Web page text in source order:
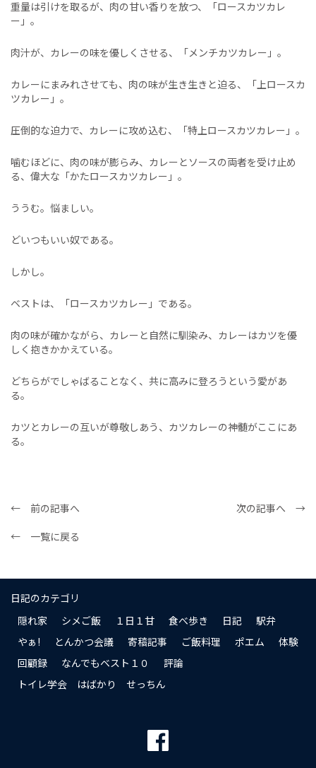
重量は引けを取るが、肉の甘い香りを放つ、「ロースカツカレ
ー」。
肉汁が、カレーの味を優しくさせる、「メンチカツカレー」。
カレーにまみれさせても、肉の味が生き生きと迫る、「上ロースカ
ツカレー」。
圧倒的な迫力で、カレーに攻め込む、「特上ロースカツカレー」。
噛むほどに、肉の味が膨らみ、カレーとソースの両者を受け止め
る、偉大な「かたロースカツカレー」。
ううむ。悩ましい。
どいつもいい奴である。
しかし。
ベストは、「ロースカツカレー」である。
肉の味が確かながら、カレーと自然に馴染み、カレーはカツを優
しく抱きかかえている。
どちらがでしゃばることなく、共に高みに登ろうという愛があ
る。
カツとカレーの互いが尊敬しあう、カツカレーの神髄がここにあ
る。
← 前の記事へ
次の記事へ →
← 一覧に戻る
日記のカテゴリ
隠れ家
シメご飯 １日１甘 食べ歩き 日記
駅弁
やぁ!
とんかつ会議 寄稿記事 ご飯料理 ポエム
体験
回顧録
なんでもベスト１０
評論
トイレ学会 はばかり せっちん